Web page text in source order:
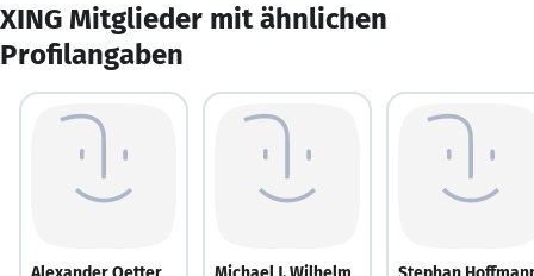
XING Mitglieder mit ähnlichen
Profilangaben